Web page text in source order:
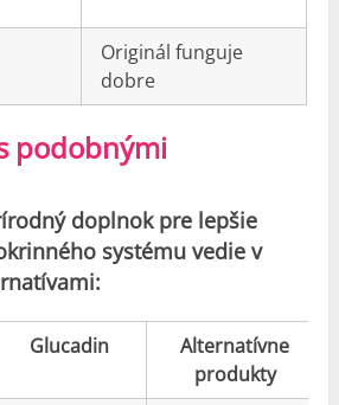
Originál funguje
dobre
podobnými
doplnok pre lepšie
systému vedie v
Glucadin
Alternatívne
produkty